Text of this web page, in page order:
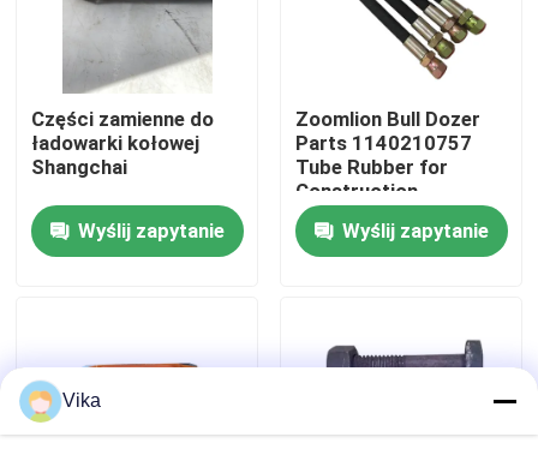
Kontrola jakości
Skontaktuj się z nami
Aktualności
Części zamienne Liugong
Części zamienne Cuminsa
Części zamienne do
ładowarki kołowej
Shangchai
Wyślij zapytanie
Zoomlion Bull Dozer
Parts 1140210757
Tube Rubber for
Construction
Machinery Maintaining
Wyślij zapytanie
Vika